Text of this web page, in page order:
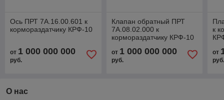
Ось ПРТ 7А.16.00.601 к
кормораздатчику КРФ-10
от 1 000 000 000
руб.
Клапан обратный ПРТ
7А.08.02.000 к
кормораздатчику КРФ-10
от 1 000 000 000
руб.
к
от
О нас